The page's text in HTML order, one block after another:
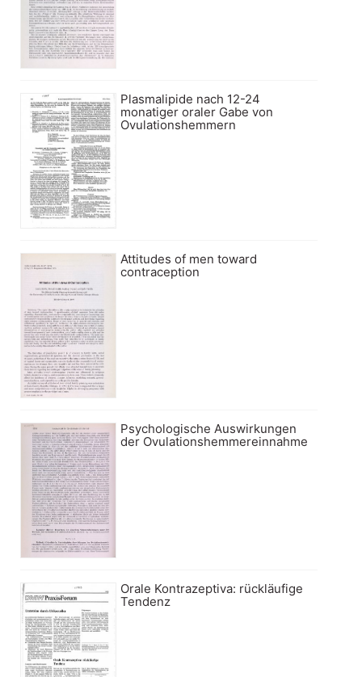
Plasmalipide nach 12-24
monatiger oraler Gabe von
Ovulationshemmern
Attitudes of men toward
contraception
Psychologische Auswirkungen
der Ovulationshemmereinnahme
Orale Kontrazeptiva: rückläufige
Tendenz